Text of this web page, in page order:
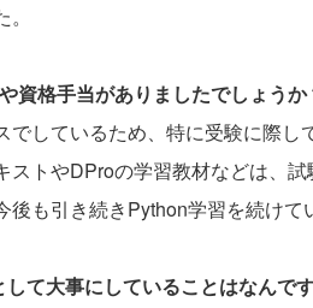
資格手当がありましたでしょうか
しているため、特に受験に際し
ストやDProの学習教材などは、
も引き続きPython学習を続けて
て大事にしていることはなんで